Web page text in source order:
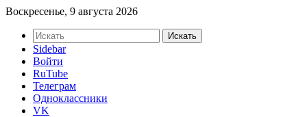
Воскресенье, 9 августа 2026
Искать
Sidebar
Войти
RuTube
Телеграм
Одноклассники
VK